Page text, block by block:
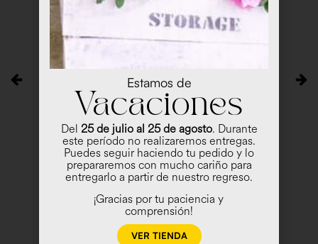
Estamos de
Vacaciones
Del 25 de julio al 25 de agosto. Durante
este período no realizaremos entregas.
Puedes seguir haciendo tu pedido y lo
prepararemos con mucho cariño para
entregarlo a partir de nuestro regreso.
¡Gracias por tu paciencia y
comprensión!
VER TIENDA